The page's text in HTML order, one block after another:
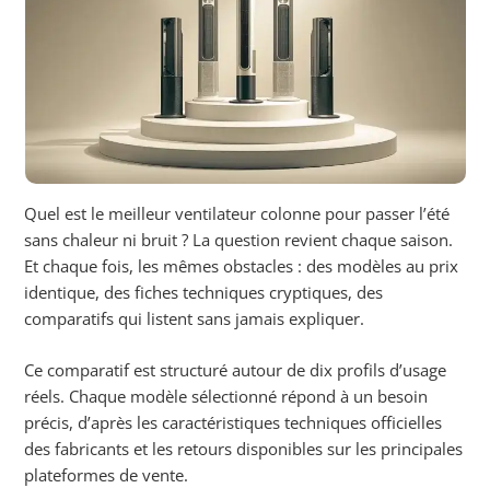
Quel est le meilleur ventilateur colonne pour passer l’été
sans chaleur ni bruit ? La question revient chaque saison.
Et chaque fois, les mêmes obstacles : des modèles au prix
identique, des fiches techniques cryptiques, des
comparatifs qui listent sans jamais expliquer.
Ce comparatif est structuré autour de dix profils d’usage
réels. Chaque modèle sélectionné répond à un besoin
précis, d’après les caractéristiques techniques officielles
des fabricants et les retours disponibles sur les principales
plateformes de vente.